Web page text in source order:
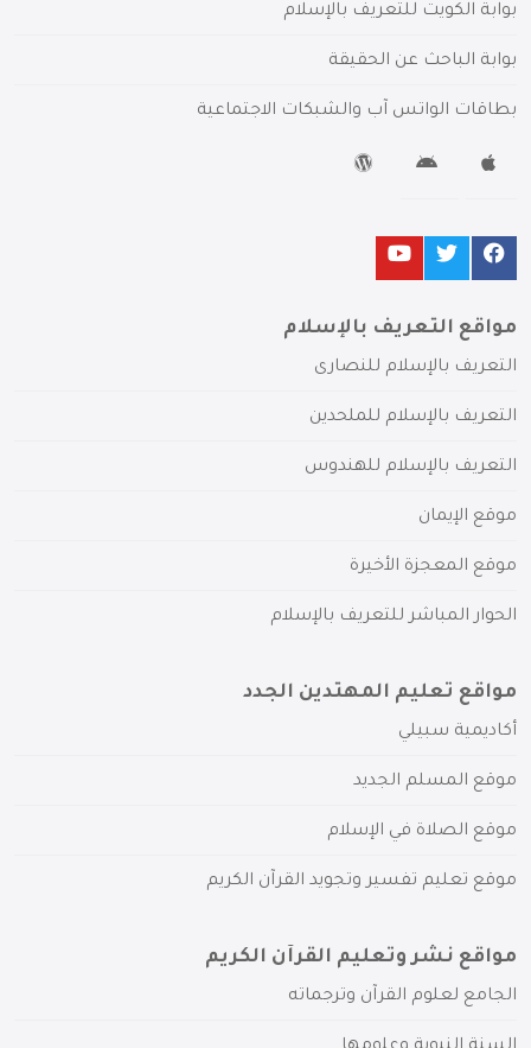
بوابة الكويت للتعريف بالإسلام
بوابة الباحث عن الحقيقة
بطاقات الواتس آب والشبكات الاجتماعية
مواقع التعريف بالإسلام
التعريف بالإسلام للنصارى
التعريف بالإسلام للملحدين
التعريف بالإسلام للهندوس
موقع الإيمان
موقع المعجزة الأخيرة
الحوار المباشر للتعريف بالإسلام
مواقع تعليم المهتدين الجدد
أكاديمية سبيلي
موقع المسلم الجديد
موقع الصلاة في الإسلام
موقع تعليم تفسير وتجويد القرآن الكريم
مواقع نشر وتعليم القرآن الكريم
الجامع لعلوم القرآن وترجماته